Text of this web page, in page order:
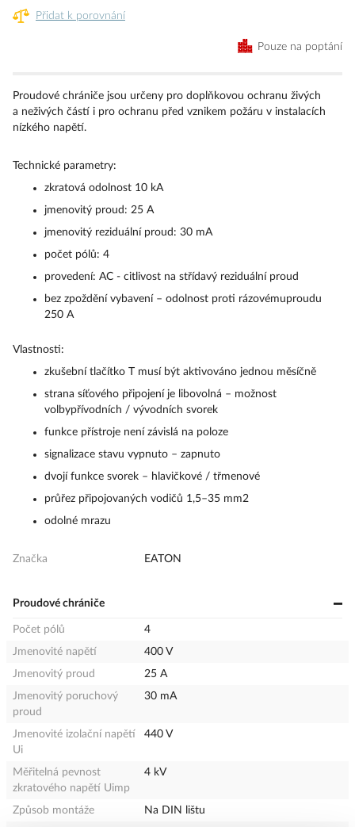
Přidat k porovnání
Pouze na poptání
Proudové chrániče jsou určeny pro doplňkovou ochranu živých
a neživých částí i pro ochranu před vznikem požáru v instalacích
nízkého napětí.
Technické parametry:
zkratová odolnost 10 kA
jmenovitý proud: 25 A
jmenovitý reziduální proud: 30 mA
počet pólů: 4
provedení: AC - citlivost na střídavý reziduální proud
bez zpoždění vybavení – odolnost proti rázovémuproudu
250 A
Vlastnosti:
zkušební tlačítko T musí být aktivováno jednou měsíčně
strana síťového připojení je libovolná – možnost
volbypřívodních / vývodních svorek
funkce přístroje není závislá na poloze
signalizace stavu vypnuto – zapnuto
dvojí funkce svorek – hlavičkové / třmenové
průřez připojovaných vodičů 1,5–35 mm2
odolné mrazu
Značka EATON
Proudové chrániče
Počet pólů
4
Jmenovité napětí
400 V
Jmenovitý proud
25 A
Jmenovitý poruchový
proud
30 mA
Jmenovité izolační napětí
Ui
440 V
Měřitelná pevnost
zkratového napětí Uimp
4 kV
Způsob montáže
Na DIN lištu